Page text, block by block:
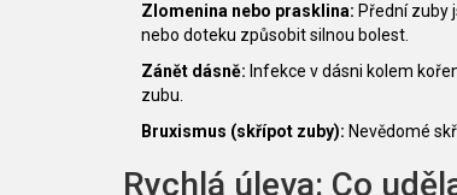
Zlomenina nebo prasklina: Přední zuby
nebo doteku způsobit silnou bolest.
Zánět dásně: Infekce v dásni kolem
zubu.
Bruxismus (skřípot zuby): Nevědomé
Rychlá úleva: Co